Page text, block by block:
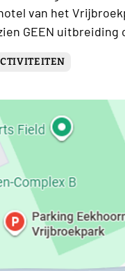
van het
GEEN uitbreiding